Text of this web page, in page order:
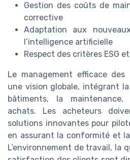
Gestion des coûts de
corrective
Adaptation aux
l’intelligence artificielle
Respect des critères ESG
Le management efficace des
une vision globale, intégrant
bâtiments, la
achats. Les acheteurs
solutions innovantes pour
en assurant la conformité et
L’environnement de travail, la